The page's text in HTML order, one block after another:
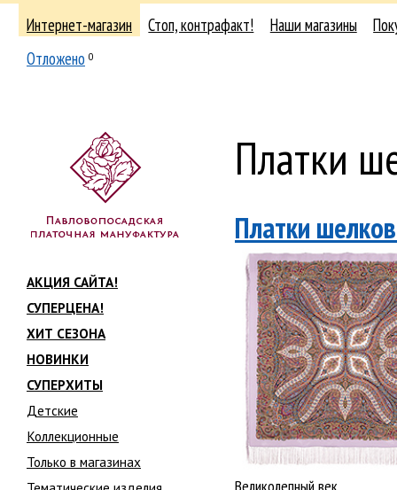
Интернет-магазин Стоп, контрафакт! Наши магазины
Отложено 0
АКЦИЯ САЙТА!
СУПЕРЦЕНА!
ХИТ СЕЗОНА
НОВИНКИ
СУПЕРХИТЫ
Детские
Коллекционные
Только в магазинах
Платки
Платки